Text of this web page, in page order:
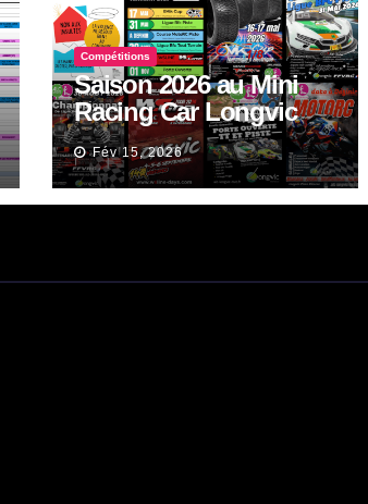
Compétitions
Saison 2026 au Mini
Racing Car Longvic
Piste et Tout Terrain.
Fév 15, 2026